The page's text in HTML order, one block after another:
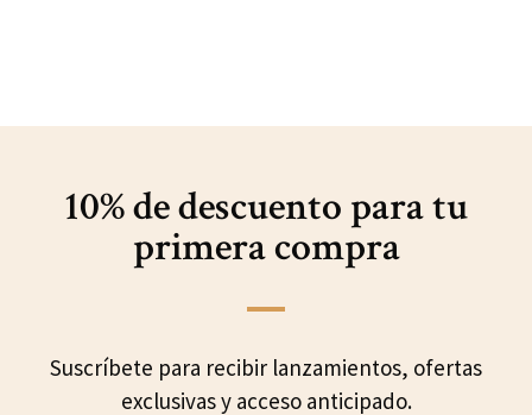
10% de descuento paratu
primera compra
Suscríbete para recibir lanzamientos, ofertas
exclusivas y acceso anticipado.